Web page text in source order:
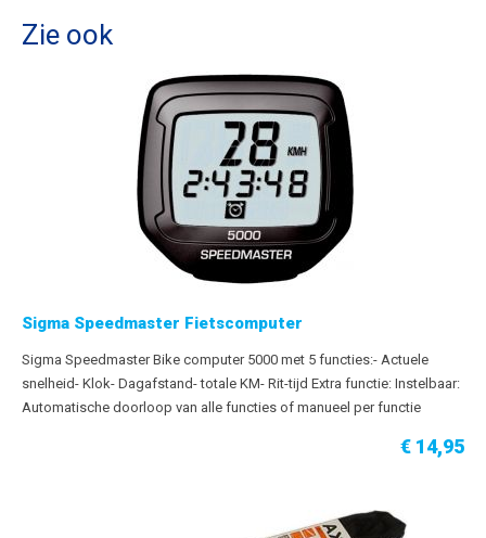
Zie ook
Sigma Speedmaster Fietscomputer
Sigma Speedmaster Bike computer 5000 met 5 functies:- Actuele
snelheid- Klok- Dagafstand- totale KM- Rit-tijd Extra functie: Instelbaar:
Automatische doorloop van alle functies of manueel per functie
€ 14,95